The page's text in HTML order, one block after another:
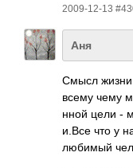
2009-12-13
Аня
Смысл
всему чему
нной цели -
и.Все что у
любимый